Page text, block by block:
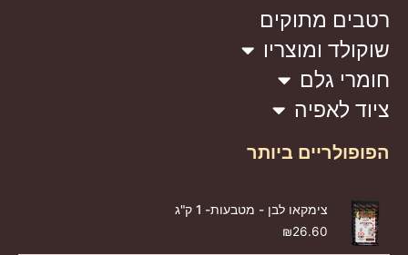
רטבים מתוקים
שוקולד ומוצריו
חומרי גלם
ציוד לאפיה
הפופולריים ביותר
צימקאו לבן - מטבעות- 1 ק"ג
₪26.60